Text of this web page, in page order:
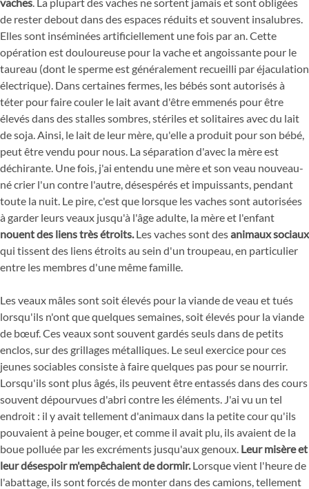
de rester debout dans des espaces réduits et souvent insalubres.
Elles sont inséminées artificiellement une fois par an. Cette
opération est douloureuse pour la vache et angoissante pour le
taureau (dont le sperme est généralement recueilli par éjaculation
électrique). Dans certaines fermes, les bébés sont autorisés à
téter pour faire couler le lait avant d'être emmenés pour être
élevés dans des stalles sombres, stériles et solitaires avec du lait
de soja. Ainsi, le lait de leur mère, qu'elle a produit pour son bébé,
peut être vendu pour nous. La séparation d'avec la mère est
déchirante. Une fois, j'ai entendu une mère et son veau nouveau-
né crier l'un contre l'autre, désespérés et impuissants, pendant
toute la nuit. Le pire, c'est que lorsque les vaches sont autorisées
à garder leurs veaux jusqu'à l'âge adulte, la mère et l'enfant
nouent des liens très étroits. Les vaches sont desanimaux sociaux
qui tissent des liens étroits au sein d'un troupeau, en particulier
entre les membres d'une même famille.
Les veaux mâles sont soit élevés pour la viande de veau et tués
lorsqu'ils n'ont que quelques semaines, soit élevés pour la viande
de bœuf. Ces veaux sont souvent gardés seuls dans de petits
enclos, sur des grillages métalliques. Le seul exercice pour ces
jeunes sociables consiste à faire quelques pas pour se nourrir.
Lorsqu'ils sont plus âgés, ils peuvent être entassés dans des cours
souvent dépourvues d'abri contre les éléments. J'ai vu un tel
endroit : il y avait tellement d'animaux dans la petite cour qu'ils
pouvaient à peine bouger, et comme il avait plu, ils avaient de la
boue polluée par les excréments jusqu'aux genoux. Leur misère et
leur désespoir m'empêchaient de dormir. Lorsque vient l'heure de
l'abattage, ils sont forcés de monter dans des camions, tellement